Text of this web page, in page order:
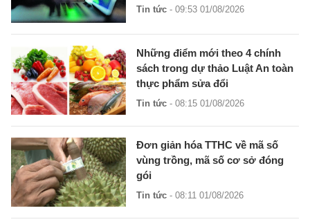
Tin tức - 09:53 01/08/2026
Những điểm mới theo 4 chính
sách trong dự thảo Luật An toàn
thực phẩm sửa đổi
Tin tức - 08:15 01/08/2026
Đơn giản hóa TTHC về mã số
vùng trồng, mã số cơ sở đóng
gói
Tin tức - 08:11 01/08/2026